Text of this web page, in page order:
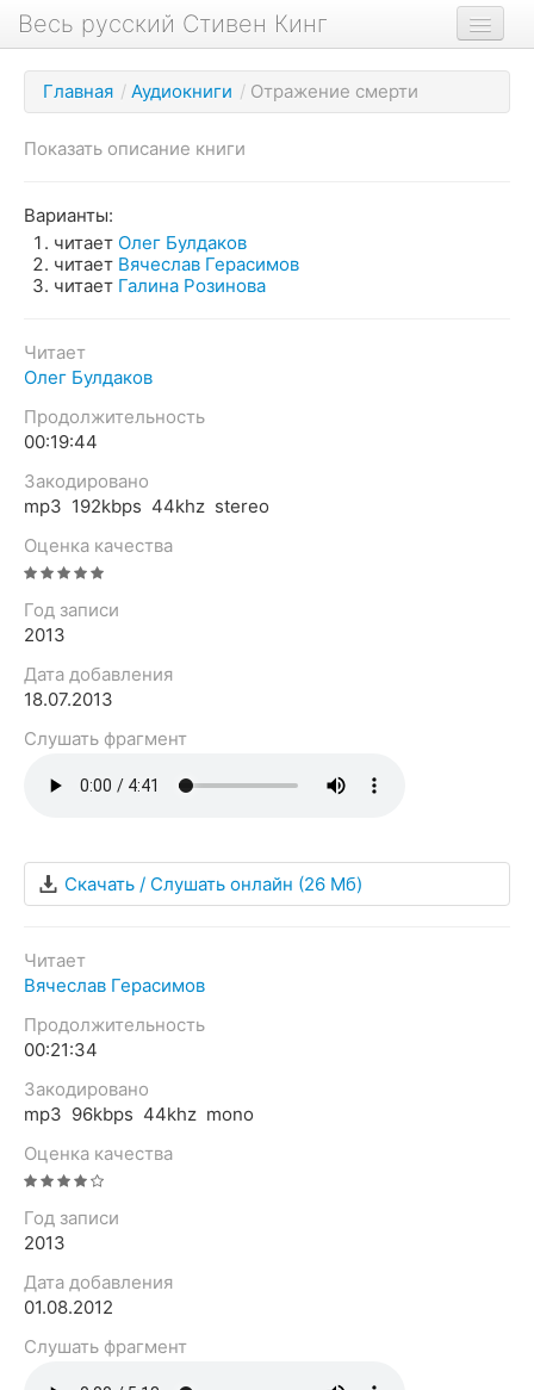
Весь русский Стивен Кинг
Книги
Фильмы
Аудиокниги
Новости Кинга
Биография
Главная / Аудиокниги / Отражение смерти
Показать описание книги
Варианты:
читает Олег Булдаков
читает Вячеслав Герасимов
читает Галина Розинова
Читает
Олег Булдаков
Продолжительность
00:19:44
Закодировано
mp3 192kbps 44khz stereo
Оценка качества
Год записи
2013
Дата добавления
18.07.2013
Слушать фрагмент
Скачать / Слушать онлайн (26 Мб)
Читает
Вячеслав Герасимов
Продолжительность
00:21:34
Закодировано
mp3 96kbps 44khz mono
Оценка качества
Год записи
2013
Дата добавления
01.08.2012
Слушать фрагмент